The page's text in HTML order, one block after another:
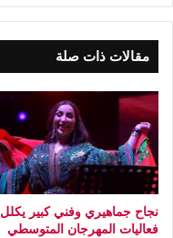
مقالات ذات صلة
نجاح جماهيري وفني كبير يكلل
فعاليات المهرجان المتوسطي